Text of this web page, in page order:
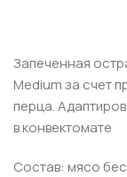
Запеченная
Medium за счет
перца.
в конвектомате
Состав: мясо